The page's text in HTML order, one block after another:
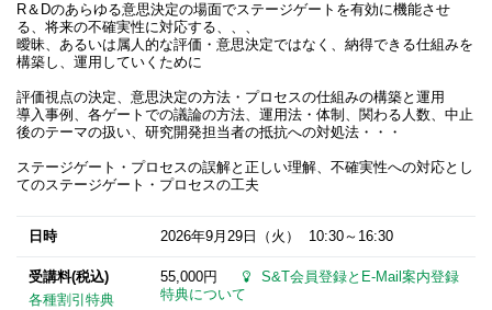
R＆Dのあらゆる意思決定の場面でステージゲートを有効に機能させ
る、将来の不確実性に対応する、、、
曖昧、あるいは属人的な評価・意思決定ではなく、納得できる仕組みを
構築し、運用していくために
評価視点の決定、意思決定の方法・プロセスの仕組みの構築と運用
導入事例、各ゲートでの議論の方法、運用法・体制、関わる人数、中止
後のテーマの扱い、研究開発担当者の抵抗への対処法・・・
ステージゲート・プロセスの誤解と正しい理解、不確実性への対応とし
てのステージゲート・プロセスの工夫
日時 2026年9月29日 （火） 10:30～16:30
受講料(税込)
各種割引特典
55,000円
S&T会員登録とE-Mail案内登録
特典について